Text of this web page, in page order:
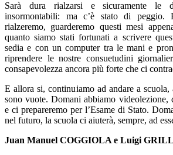
Sarà dura rialzarsi e sicuramente le
insormontabili: ma c’è stato di
rialzeremo, guarderemo questi mesi
quanto siamo stati fortunati a scrivere
sedia e con un computer tra le mani e
riprendere le nostre consuetudini
consapevolezza ancora più forte che ci
E allora si, continuiamo ad andare a scuola,
sono vuote. Domani abbiamo videolezione,
e ci prepareremo per l’Esame di Stato.
nel futuro, la scuola ci aiuterà, sempre, ad
Juan Manuel COGGIOLA e Luigi